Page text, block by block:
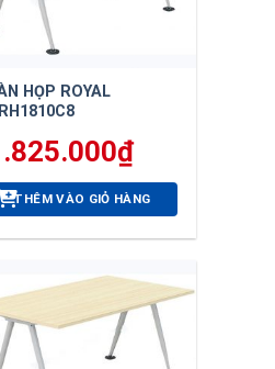
HỌP ROYAL
₫
THÊM VÀO GIỎ HÀNG